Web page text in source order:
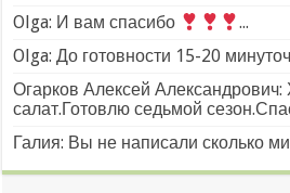
Olga: И вам спасибо
...
Olga: До готовности 15-20
Огарков Алексей
салат.Готовлю седьмой
Галия: Вы не написали сколько